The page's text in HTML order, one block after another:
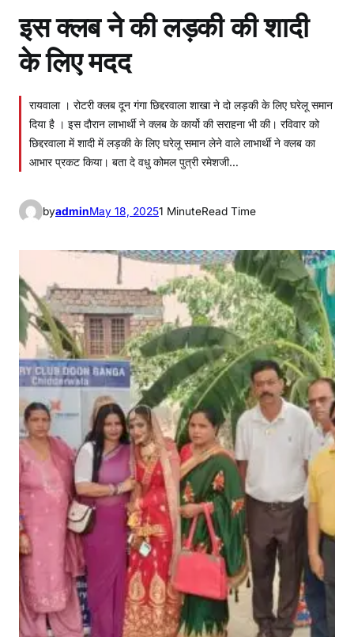
इस क्लब ने की लड़की की शादी
के लिए मदद
रायवाला । रोटरी क्लब दून गंगा छिद्दरवाला शाखा ने दो लड़की के लिए घरेलू समान
दिया है । इस दौरान लाभार्थी ने क्लब के कार्यो की सराहना भी की। रविवार को
छिद्दरवाला में शादी में लड़की के लिए घरेलू समान लेने वाले लाभार्थी ने क्लब का
आभार प्रकट किया। बता दे वधु कोमल पुत्री रमेशजी…
byadminMay 18, 20251 MinuteRead Time